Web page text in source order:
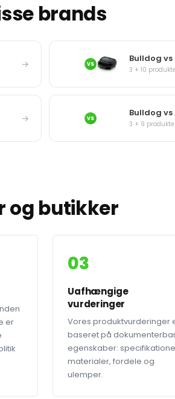
brands
→ VS Bulldog vs
3 + 10
→ VS Bulldog
3 + 9
og butikker
er
03
Uafhængige
vurderinger
Vores produktvurderinger
baseret på
egenskaber:
materialer, fordele og
ulemper.